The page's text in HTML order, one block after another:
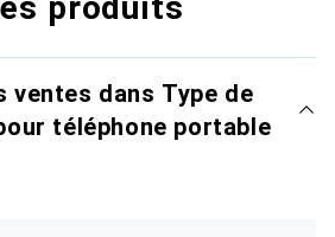
ventes dans Type de
téléphone portable